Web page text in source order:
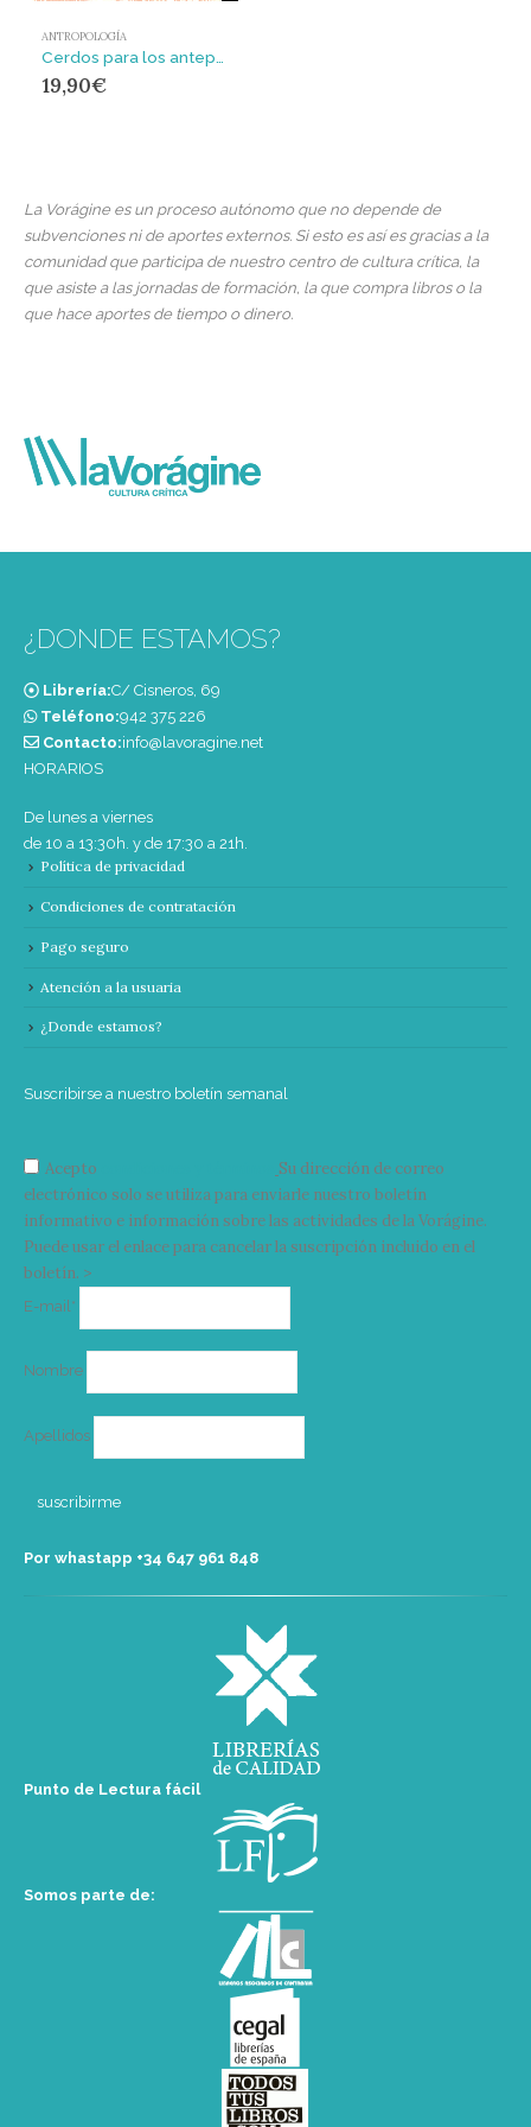
ANTROPOLOGÍA
19,90€
La Vorágine es un proceso autónomo que no depende de
subvenciones ni de aportes externos. Si esto es así es gracias a la
comunidad que participa de nuestro centro de cultura crítica, la
que asiste a las jornadas de formación, la que compra libros o la
que hace aportes de tiempo o dinero.
¿DONDE ESTAMOS?
Librería:C/ Cisneros, 69
Teléfono:‭942 375 226‬
Contacto:info@lavoragine.net
HORARIOS
De lunes a viernes
de 10 a 13:30h. y de 17:30 a 21h.
Política de privacidad
Condiciones de contratación
Pago seguro
Atención a la usuaria
¿Donde estamos?
Suscribirse a nuestro boletín semanal
Acepto
Su dirección de correo
electrónico solo se utiliza para enviarle nuestro boletín
informativo e información sobre las actividades de la Vorágine.
Puede usar el enlace para cancelar la suscripción incluido en el
boletín. >
E-mail*
Nombre
Apellidos
Por whastapp +34 ‭647 961 848‬
Punto de Lectura fácil
Somos parte de: